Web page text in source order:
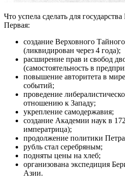
Что успела сделать для
Первая:
создание Верховного
(ликвидирован через 4 года);
расширение прав и свобод
(самостоятельность в
повышение авторитета в
событий;
проведение
отношению к Западу;
укрепление самодержавия;
создание Академии наук в
императрица);
продолжение политики
рубль стал серебряным;
подняты цены на хлеб;
организована экспедиция
Азии.